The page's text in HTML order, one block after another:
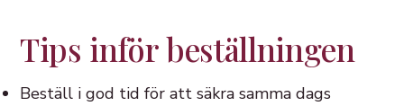
Tips inför beställningen
Beställ i god tid för att säkra samma dags